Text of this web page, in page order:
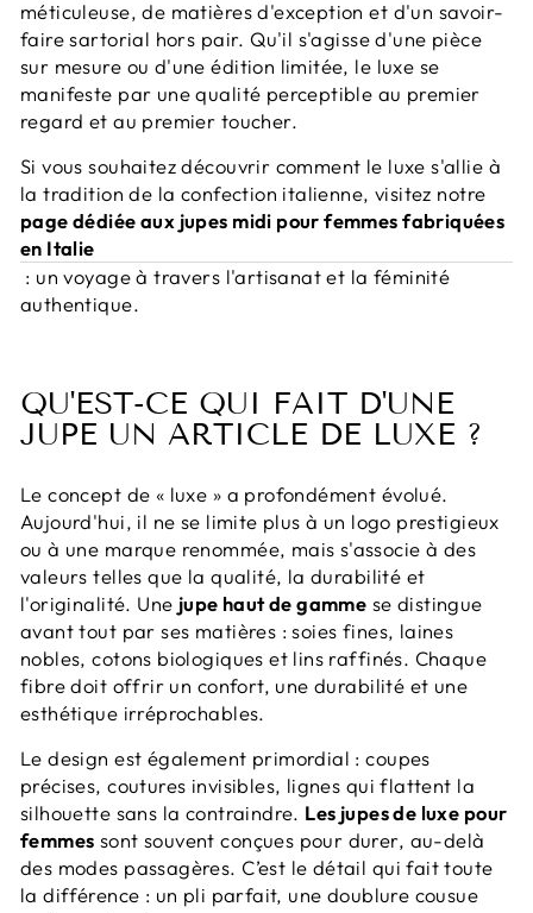
méticuleuse, de matières d'exception et d'un savoir-
faire sartorial hors pair. Qu'il s'agisse d'une pièce
sur mesure ou d'une édition limitée, le luxe se
manifeste par une qualité perceptible au premier
regard et au premier toucher.
Si vous souhaitez découvrir comment le luxe s'allie à
la tradition de la confection italienne, visitez notre
page dédiée aux jupes midi pour femmes fabriquées
en Italie
: un voyage à travers l'artisanat et la féminité
authentique.
QU'EST-CE QUI FAIT D'UNE
JUPE UN ARTICLE DE LUXE ?
Le concept de « luxe » a profondément évolué.
Aujourd'hui, il ne se limite plus à un logo prestigieux
ou à une marque renommée, mais s'associe à des
valeurs telles que la qualité, la durabilité et
l'originalité. Une jupe haut de gamme se distingue
avant tout par ses matières : soies fines, laines
nobles, cotons biologiques et lins raffinés. Chaque
fibre doit offrir un confort, une durabilité et une
esthétique irréprochables.
Le design est également primordial : coupes
précises, coutures invisibles, lignes qui flattent la
silhouette sans la contraindre. Les jupes de luxe pour
femmes sont souvent conçues pour durer, au-delà
des modes passagères. C’est le détail qui fait toute
la différence : un pli parfait, une doublure cousue